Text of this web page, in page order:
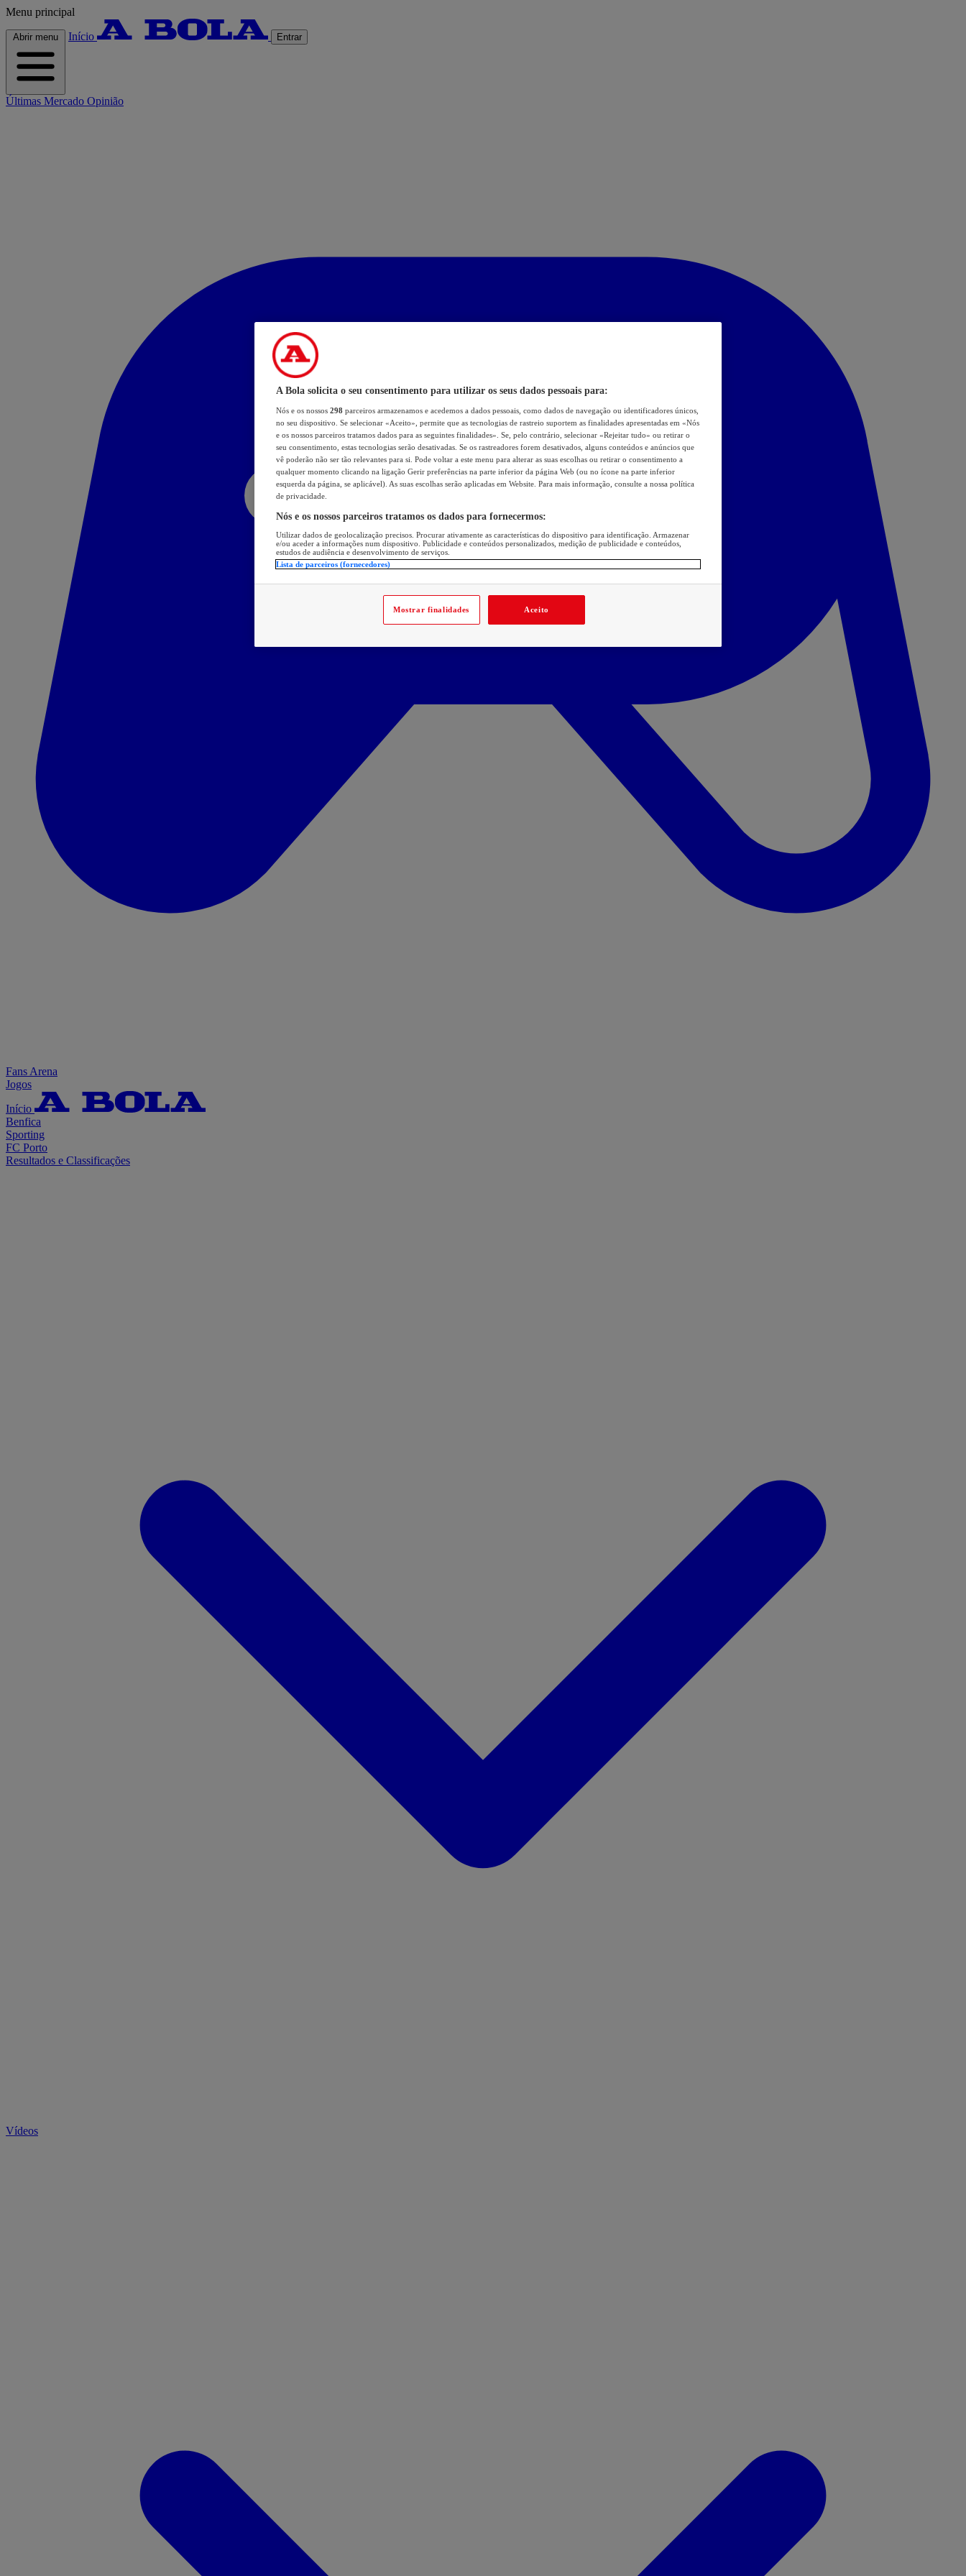
Menu principal
Abrir menu Início Entrar
Últimas Mercado Opinião
Fans Arena
Jogos
Início
Benfica
Sporting
FC Porto
Resultados e Classificações
Vídeos
A Bola solicita o seu consentimento para utilizar os seus dados pessoais para:
Nós e os nossos 298 parceiros armazenamos e acedemos a dados pessoais, como dados de navegação ou identificadores únicos,
no seu dispositivo. Se selecionar «Aceito», permite que as tecnologias de rastreio suportem as finalidades apresentadas em «Nós
e os nossos parceiros tratamos dados para as seguintes finalidades». Se, pelo contrário, selecionar «Rejeitar tudo» ou retirar o
seu consentimento, estas tecnologias serão desativadas. Se os rastreadores forem desativados, alguns conteúdos e anúncios que
vê poderão não ser tão relevantes para si. Pode voltar a este menu para alterar as suas escolhas ou retirar o consentimento a
qualquer momento clicando na ligação Gerir preferências na parte inferior da página Web (ou no ícone na parte inferior
esquerda da página, se aplicável). As suas escolhas serão aplicadas em Website. Para mais informação, consulte a nossa política
de privacidade.
Nós e os nossos parceiros tratamos os dados para fornecermos:
Utilizar dados de geolocalização precisos. Procurar ativamente as características do dispositivo para identificação. Armazenar
e/ou aceder a informações num dispositivo. Publicidade e conteúdos personalizados, medição de publicidade e conteúdos,
estudos de audiência e desenvolvimento de serviços.
Lista de parceiros (fornecedores)
Mostrar finalidades Aceito